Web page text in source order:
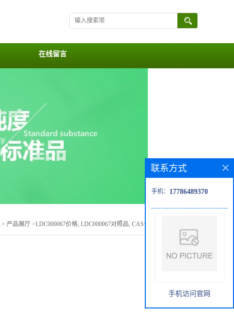
在线留言
> 产品展厅 >LDC000067价格, LDC000067对照品, CAS号:1073485-20-7
联系方式
手机： 17786489370
手机访问官网